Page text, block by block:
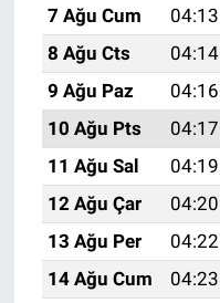
7 Ağu Cum
04:13
8 Ağu Cts
04:14
9 Ağu Paz
04:16
10 Ağu Pts
04:17
11 Ağu Sal
04:19
12 Ağu Çar
04:20
13 Ağu Per
04:22
14 Ağu Cum
04:23